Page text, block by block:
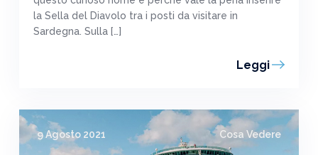
la Sella del Diavolo tra i posti da visitare in
Sardegna. Sulla […]
Leggi
9 Agosto 2021 Cosa Vedere